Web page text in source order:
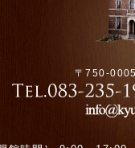
〒750-